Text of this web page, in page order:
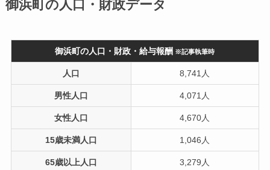
御浜町の人口・財政データ
御浜町の人口・財政・給与報酬 ※記事執筆時
人口 8,741人
男性人口 4,071人
女性人口 4,670人
15歳未満人口 1,046人
65歳以上人口 3,279人